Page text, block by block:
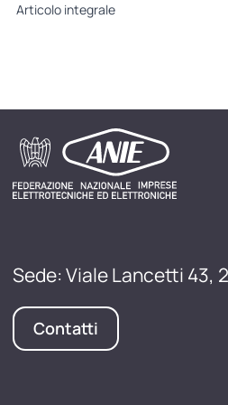
Articolo integrale
Sede: Viale Lancetti 43,
Contatti